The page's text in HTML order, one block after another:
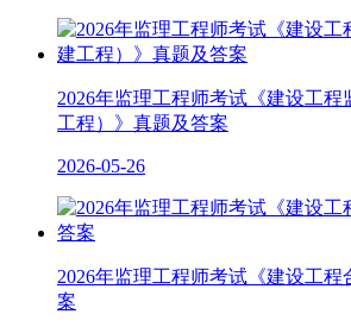
2026年监理工程师考试《建设工
工程）》真题及答案
2026-05-26
2026年监理工程师考试《建设工
案